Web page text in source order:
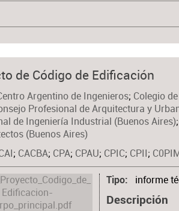
de Código de Edificación
Argentino de Ingenieros; Colegio
Profesional de Arquitectura y
de Ingeniería Industrial (Buenos Aires);
(Buenos Aires)
; CACBA; CPA; CPAU; CPIC; CPII;
Tipo informe
Descripción